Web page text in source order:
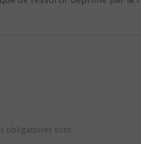
obligatoires sont